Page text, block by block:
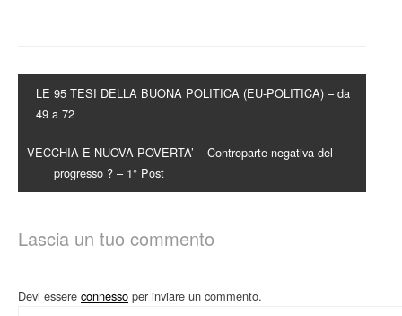
LE 95 TESI DELLA BUONA POLITICA (EU-POLITICA) – da
49 a 72
VECCHIA E NUOVA POVERTA’ – Controparte negativa del
progresso ? – 1° Post
Lascia un tuo commento
Devi essere connesso per inviare un commento.